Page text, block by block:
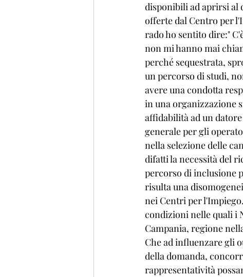
disponibili ad aprirsi al
offerte dal Centro per
rado ho sentito dire:"
non mi hanno mai
perché sequestrata,
un percorso di studi,
avere una condotta
in una organizzazione
affidabilità ad un
generale per gli
nella selezione delle
difatti la necessità del
percorso di inclusione
risulta una
nei Centri per
condizioni nelle quali i
Campania, regione
Che ad influenzare gli
della domanda,
rappresentatività